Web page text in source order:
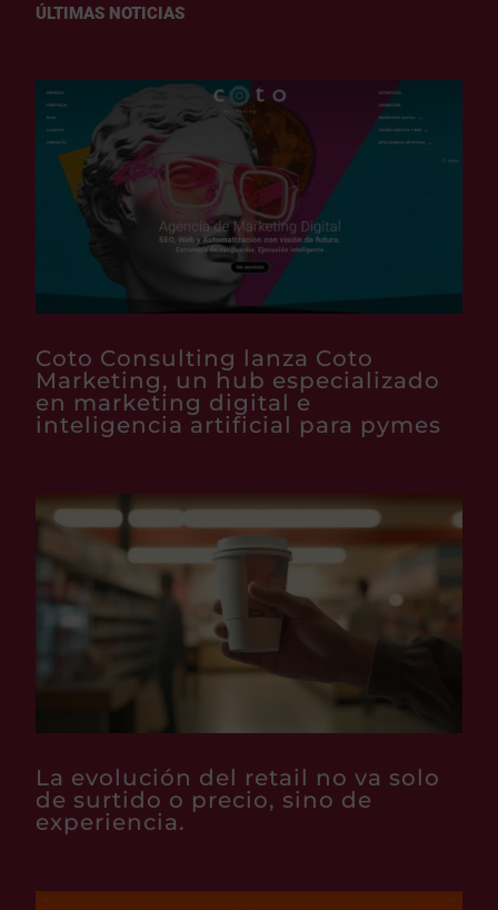
ÚLTIMAS NOTICIAS
Coto Consulting lanza Coto
Marketing, un hub especializado
en marketing digital e
inteligencia artificial para pymes
La evolución del retail no va solo
de surtido o precio, sino de
experiencia.